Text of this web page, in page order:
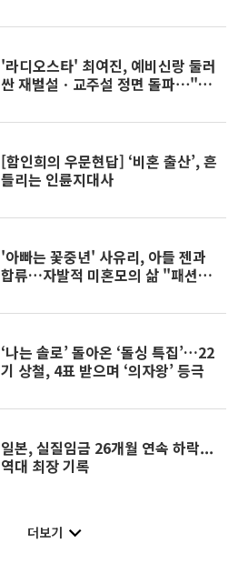
'라디오스타' 최여진, 예비신랑 둘러
싼 재벌설ㆍ교주설 정면 돌파⋯"그
[함인희의 우문현답] ‘비혼 출산’, 흔
들리는 인륜지대사
'아빠는 꽃중년' 사유리, 아들 젠과
합류…자발적 미혼모의 삶 "패션처
‘나는 솔로’ 돌아온 ‘돌싱 특집’…22
기 상철, 4표 받으며 ‘의자왕’ 등극
일본, 실질임금 26개월 연속 하락...
역대 최장 기록
더보기